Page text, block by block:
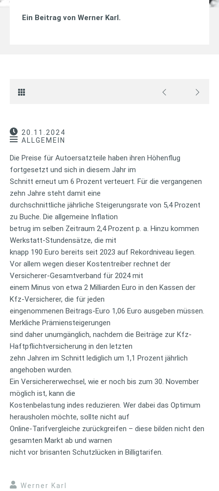
Ein Beitrag von Werner Karl.
20.11.2024
ALLGEMEIN
Die Preise für Autoersatzteile haben ihren Höhenflug
fortgesetzt und sich in diesem Jahr im
Schnitt erneut um 6 Prozent verteuert. Für die vergangenen
zehn Jahre steht damit eine
durchschnittliche jährliche Steigerungsrate von 5,4 Prozent
zu Buche. Die allgemeine Inflation
betrug im selben Zeitraum 2,4 Prozent p. a. Hinzu kommen
Werkstatt-Stundensätze, die mit
knapp 190 Euro bereits seit 2023 auf Rekordniveau liegen.
Vor allem wegen dieser Kostentreiber rechnet der
Versicherer-Gesamtverband für 2024 mit
einem Minus von etwa 2 Milliarden Euro in den Kassen der
Kfz-Versicherer, die für jeden
eingenommenen Beitrags-Euro 1,06 Euro ausgeben müssen.
Merkliche Prämiensteigerungen
sind daher unumgänglich, nachdem die Beiträge zur Kfz-
Haftpflichtversicherung in den letzten
zehn Jahren im Schnitt lediglich um 1,1 Prozent jährlich
angehoben wurden.
Ein Versichererwechsel, wie er noch bis zum 30. November
möglich ist, kann die
Kostenbelastung indes reduzieren. Wer dabei das Optimum
herausholen möchte, sollte nicht auf
Online-Tarifvergleiche zurückgreifen – diese bilden nicht den
gesamten Markt ab und warnen
nicht vor brisanten Schutzlücken in Billigtarifen.
Werner Karl